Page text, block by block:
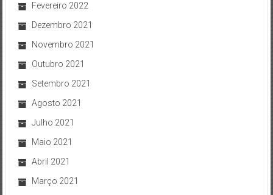
Fevereiro 2022
Dezembro 2021
Novembro 2021
Outubro 2021
Setembro 2021
Agosto 2021
Julho 2021
Maio 2021
Abril 2021
Março 2021